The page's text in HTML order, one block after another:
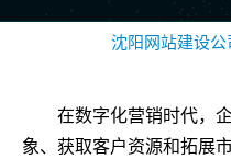
沈阳网站建设
在数字化营销时代，
象、获取客户资源和拓展